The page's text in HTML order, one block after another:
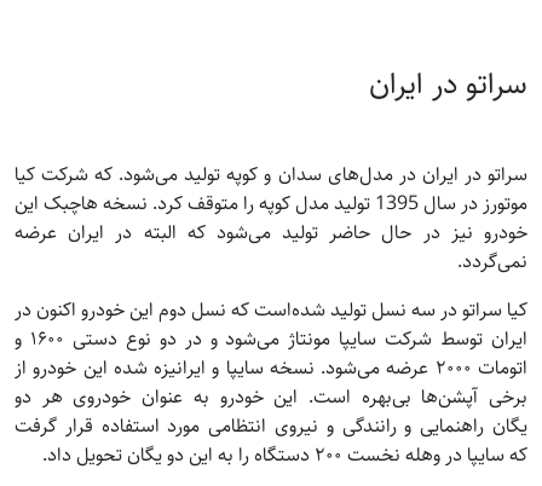
سراتو در ایران
سراتو در ایران در مدل‌های سدان و کوپه تولید می‌شود. که شرکت کیا
موتورز در سال 1395 تولید مدل کوپه را متوقف کرد. نسخه هاچبک این
خودرو نیز در حال حاضر تولید می‌شود که البته در ایران عرضه
نمی‌گردد.
کیا سراتو در سه نسل تولید شده‌است که نسل دوم این خودرو اکنون در
ایران توسط شرکت سایپا مونتاژ می‌شود و در دو نوع دستی ۱۶۰۰ و
اتومات ۲۰۰۰ عرضه می‌شود. نسخه سایپا و ایرانیزه شده این خودرو از
برخی آپشن‌ها بی‌بهره است. این خودرو به عنوان خودروی هر دو
یگان راهنمایی و رانندگی و نیروی انتظامی مورد استفاده قرار گرفت
که سایپا در وهله نخست ۲۰۰ دستگاه را به این دو یگان تحویل داد.